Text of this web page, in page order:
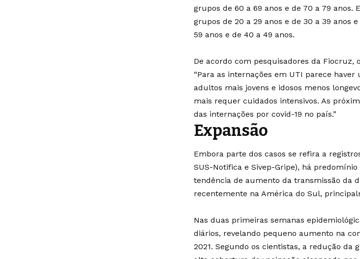
grupos de 60 a 69 anos e de 70 a 79
grupos de 20 a 29 anos e de 30 a 39 anos
59 anos e de 40 a 49 anos.
De acordo com pesquisadores da Fiocruz,
“Para as internações em UTI parece
adultos mais jovens e idosos menos
mais requer cuidados intensivos. As
das internações por covid-19 no país.”
Expansão
Embora parte dos casos se refira a
SUS-Notifica e Sivep-Gripe), há
tendência de aumento da transmissão da
recentemente na América do Sul,
Nas duas primeiras semanas
diários, revelando pequeno aumento na
2021. Segundo os cientistas, a redução da